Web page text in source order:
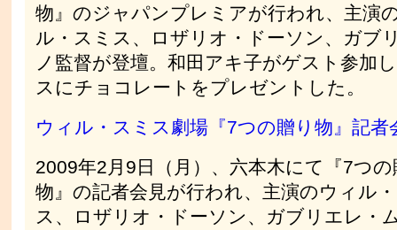
物』のジャパンプレミアが行われ、主演
ル・スミス、ロザリオ・ドーソン、ガブ
ノ監督が登壇。和田アキ子がゲスト参加
スにチョコレートをプレゼントした。
ウィル・スミス劇場『7つの贈り物』記者
2009年2月9日（月）、六本木にて『7つの
物』の記者会見が行われ、主演のウィル
ス、ロザリオ・ドーソン、ガブリエレ・